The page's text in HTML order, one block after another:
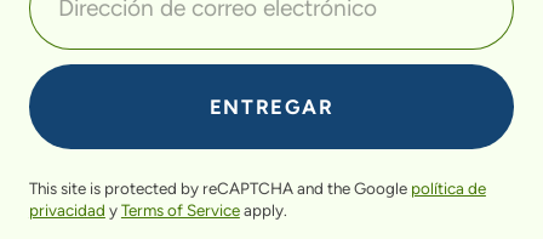
This site is protected by reCAPTCHA and the Google política de
privacidad yTerms of Serviceapply.